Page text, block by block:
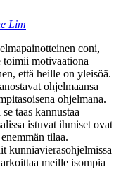
Lim
coni,
toimii motivaationa
että heille on yleisöä.
ohjelmaansa
ohjelmana.
taas kannustaa
istuvat ihmiset ovat
tilaa.
kunniavierasohjelmissa
meille isompia